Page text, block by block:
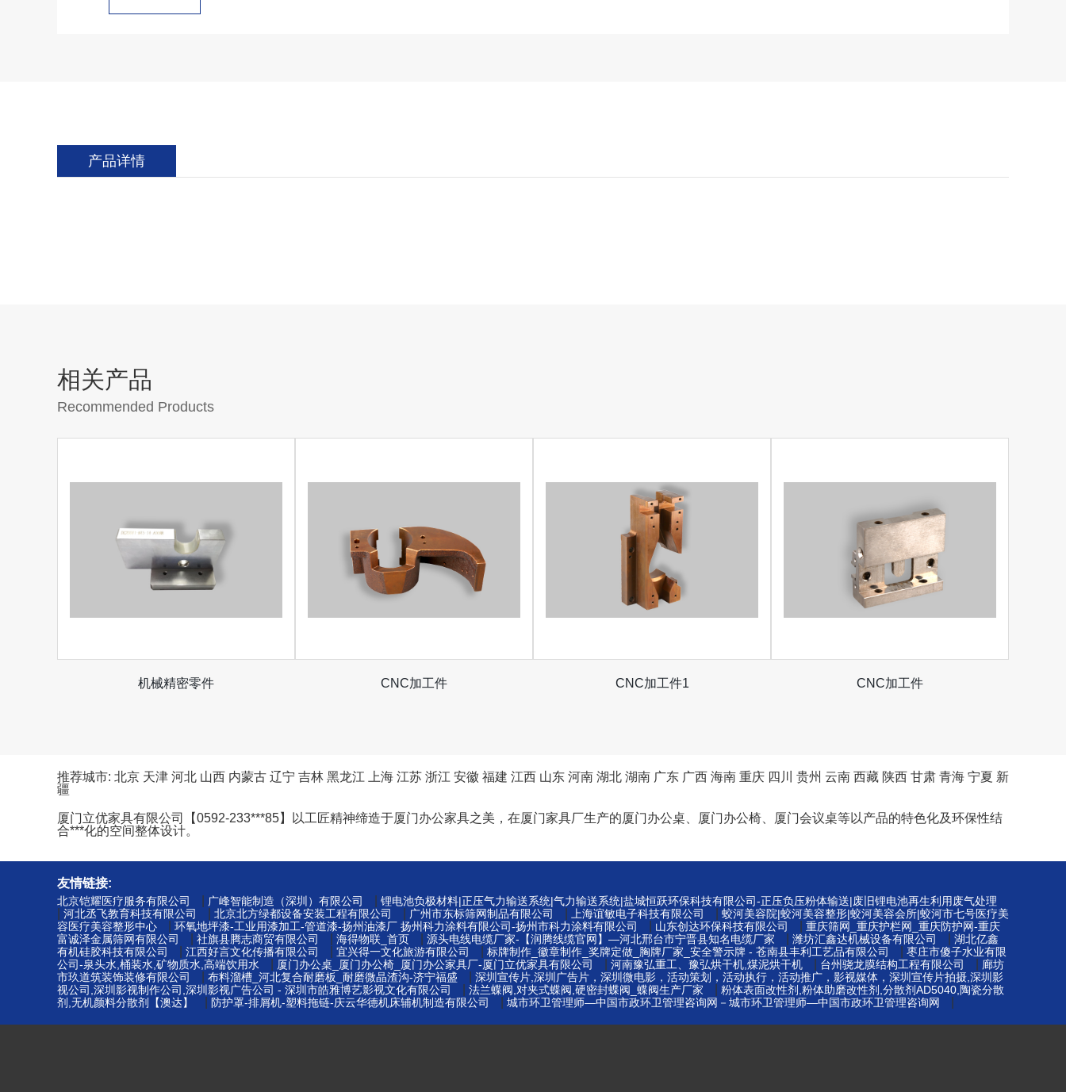
产品详情
相关产品
Recommended Products
机械精密零件 CNC加工件 CNC加工件1 CNC加工件
推荐城市: 北京 天津 河北 山西 内蒙古 辽宁 吉林 黑龙江 上海 江苏 浙江 安徽 福建 江西 山东 河南 湖北 湖南 广东 广西 海南 重庆 四川 贵州 云南 西藏 陕西 甘肃 青海 宁夏 新
疆
厦门立优家具有限公司【0592-233***85】以工匠精神缔造于厦门办公家具之美，在厦门家具厂生产的厦门办公桌、厦门办公椅、厦门会议桌等以产品的特色化及环保性结
合***化的空间整体设计。
友情链接:
北京铠耀医疗服务有限公司 广峰智能制造（深圳）有限公司 锂电池负极材料|正压气力输送系统|气力输送系统|盐城恒跃环保科技有限公司-正压负压粉体输送|废旧锂电池再生利用废气处理
河北丞飞教育科技有限公司 北京北方绿都设备安装工程有限公司 广州市东标筛网制品有限公司 上海谊敏电子科技有限公司
蛟河美容院|蛟河美容整形|蛟河美容会所|蛟河市七号医疗美
容医疗美容整形中心
环氧地坪漆-工业用漆加工-管道漆-扬州油漆厂 扬州科力涂料有限公司-扬州市科力涂料有限公司 山东创达环保科技有限公司
重庆筛网_重庆护栏网_重庆防护网-重庆
富诚泽金属筛网有限公司
社旗县腾志商贸有限公司 海得物联_首页 源头电线电缆厂家-【润腾线缆官网】—河北邢台市宁晋县知名电缆厂家 潍坊汇鑫达机械设备有限公司
湖北亿鑫
有机硅胶科技有限公司
江西好言文化传播有限公司 宜兴得一文化旅游有限公司 标牌制作_徽章制作_奖牌定做_胸牌厂家_安全警示牌 - 苍南县丰利工艺品有限公司
枣庄市傻子水业有限
公司-泉头水,桶装水,矿物质水,高端饮用水
厦门办公桌_厦门办公椅_厦门办公家具厂-厦门立优家具有限公司 河南豫弘重工、豫弘烘干机,煤泥烘干机 台州骁龙膜结构工程有限公司
廊坊
市玖道筑装饰装修有限公司
布料溜槽_河北复合耐磨板_耐磨微晶渣沟-济宁福盛
深圳宣传片,深圳广告片，深圳微电影，活动策划，活动执行，活动推广，影视媒体，深圳宣传片拍摄,深圳影
视公司,深圳影视制作公司,深圳影视广告公司 - 深圳市皓雅博艺影视文化有限公司
法兰蝶阀,对夹式蝶阀,硬密封蝶阀_蝶阀生产厂家
粉体表面改性剂,粉体助磨改性剂,分散剂AD5040,陶瓷分散
剂,无机颜料分散剂【澳达】
防护罩-排屑机-塑料拖链-庆云华德机床辅机制造有限公司 城市环卫管理师—中国市政环卫管理咨询网－城市环卫管理师—中国市政环卫管理咨询网